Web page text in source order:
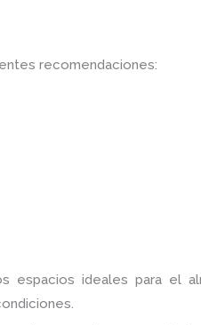
recomendaciones:
espacios ideales para el